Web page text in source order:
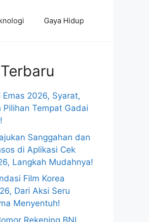
Gaya Hidup
Emas 2026, Syarat,
Pilihan Tempat Gadai
Sanggahan dan
di Aplikasi Cek
Langkah Mudahnya!
Film Korea
Dari Aksi Seru
Menyentuh!
Rekening BNI